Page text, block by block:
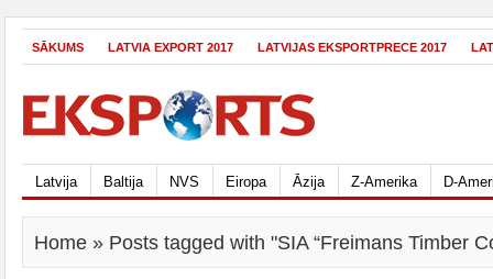
SĀKUMS LATVIA EXPORT 2017 LATVIJAS EKSPORTPRECE 2017
Latvija Baltija NVS Eiropa Āzija Z-Amerika D-
Home » Posts tagged with "SIA “Freimans Timber